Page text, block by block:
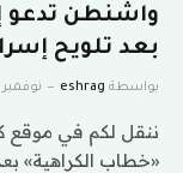
واشنطن تدعو
بعد تلويح
بواسطة eshrag نوفمبر 7, 2023
ننقل لكم في موقع
«خطاب الكراهية»